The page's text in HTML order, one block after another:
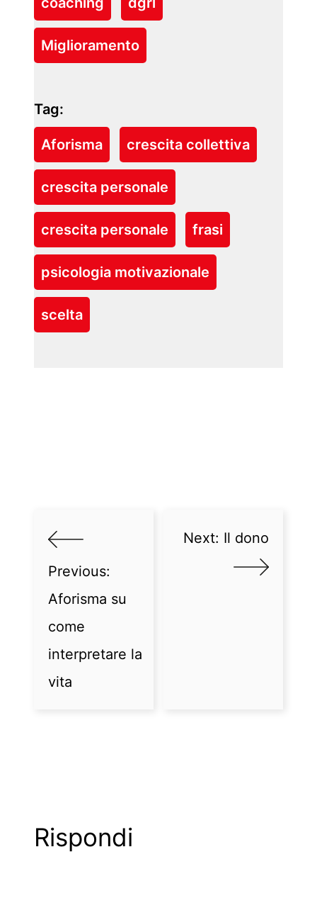
Miglioramento
Tag:
Aforisma crescita collettiva
crescita personale
crescita personale frasi
psicologia motivazionale
scelta
Previous:
Aforisma su
come
interpretare la
vita
Next: Il dono
Rispondi